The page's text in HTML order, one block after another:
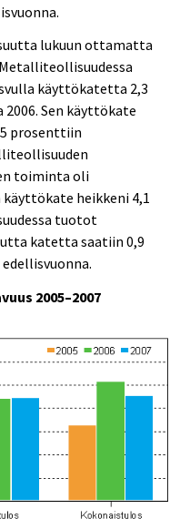
lukuun ottamatta
käyttökatetta 2,3
Sen käyttökate
prosenttiin
toiminta oli
heikkeni 4,1
tuotot
katetta saatiin 0,9
2005–2007